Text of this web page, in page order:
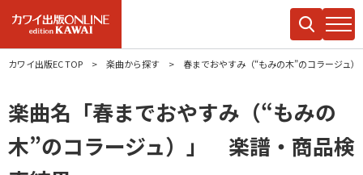
カワイ出版EC TOP 楽曲から探す 春までおやすみ（“もみの木”のコラージュ）
楽曲名「春までおやすみ（“もみの
木”のコラージュ）」 楽譜・商品検